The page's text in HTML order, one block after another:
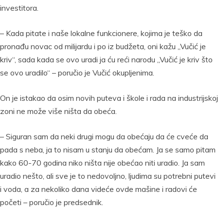
investitora.
– Kada pitate i naše lokalne funkcionere, kojima je teško da
pronađu novac od milijardu i po iz budžeta, oni kažu „Vučić je
kriv“, sada kada se ovo uradi ja ću reći narodu „Vučić je kriv što
se ovo uradilo“ – poručio je Vučić okupljenima.
On je istakao da osim novih puteva i škole i rada na industrijskoj
zoni ne može više ništa da obeća.
– Siguran sam da neki drugi mogu da obećaju da će cveće da
pada s neba, ja to nisam u stanju da obećam. Ja se samo pitam
kako 60-70 godina niko ništa nije obećao niti uradio. Ja sam
uradio nešto, ali sve je to nedovoljno, ljudima su potrebni putevi
i voda, a za nekoliko dana videće ovde mašine i radovi će
početi – poručio je predsednik.